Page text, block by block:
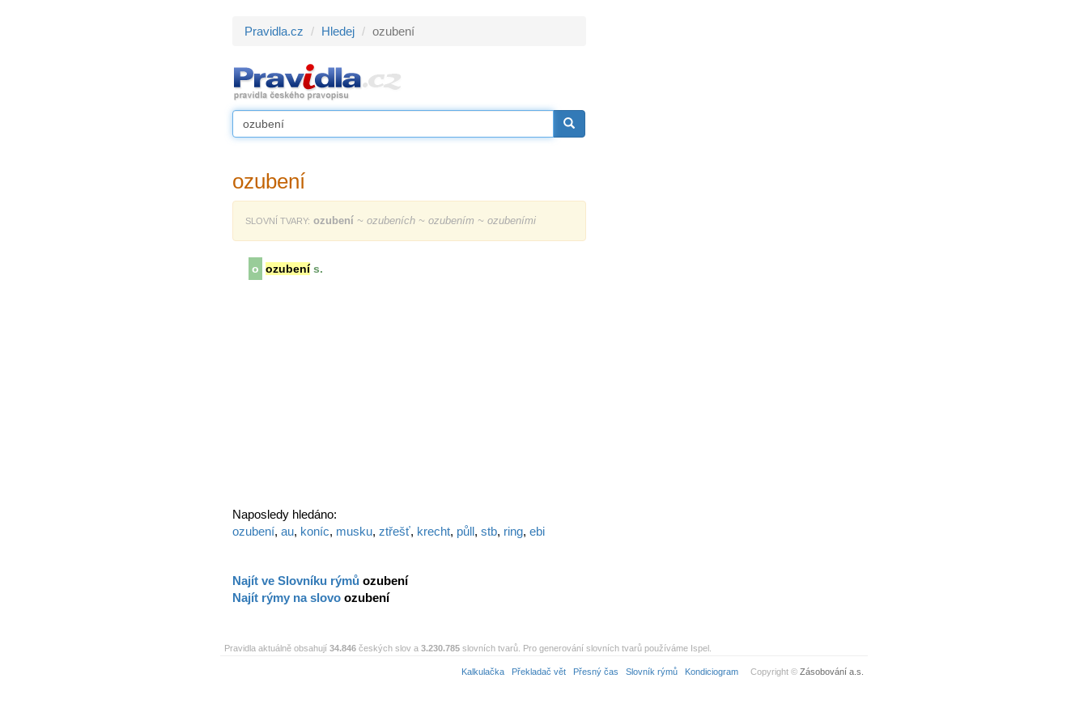
Pravidla.cz Hledej ozubení
ozubení
SLOVNÍ TVARY: ozubení ~ ozubeních ~ ozubením ~ ozubeními
o ozubenís.
Naposledy hledáno:
ozubení, au, koníc, musku, ztřešť, krecht, půll, stb, ring, ebi
Najít ve Slovníku rýmů ozubení
Najít rýmy na slovo ozubení
Pravidla aktuálně obsahují 34.846 českých slov a 3.230.785 slovních tvarů. Pro generování slovních tvarů používáme Ispel.
Kalkulačka Překladač vět Přesný čas Slovník rýmů Kondiciogram Copyright © Zásobování a.s.